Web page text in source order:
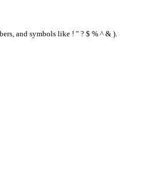
and symbols like ! " ? $ % ^ & ).